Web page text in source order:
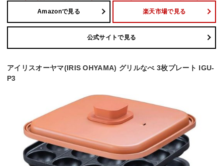
Amazonで見る 楽天市場で見る
公式サイトで見る
アイリスオーヤマ(IRIS OHYAMA) グリルなべ 3枚プレート IGU-
P3